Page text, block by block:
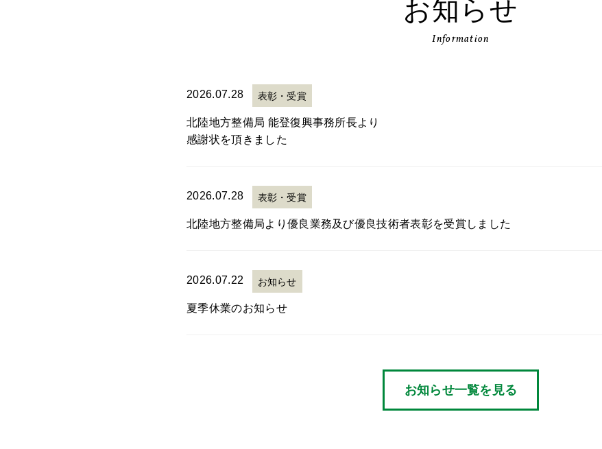
お知らせ
Information
2026.07.28 表彰・受賞
北陸地方整備局 能登復興事務所長より
感謝状を頂きました
2026.07.28 表彰・受賞
北陸地方整備局より優良業務及び優良技術者表彰を受賞しました
2026.07.22 お知らせ
夏季休業のお知らせ
お知らせ一覧を見る